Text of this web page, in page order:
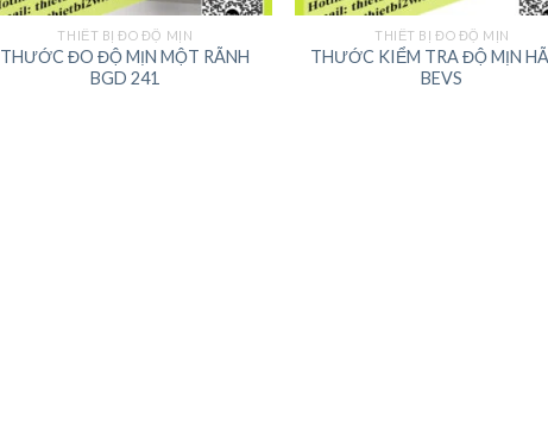
THIẾT BỊ ĐO ĐỘ MỊN
THƯỚC ĐO ĐỘ MỊN MỘT RÃNH
BGD 241
THIẾT BỊ ĐO ĐỘ MỊN
THƯỚC KIỂM TRA ĐỘ MỊN
BEVS